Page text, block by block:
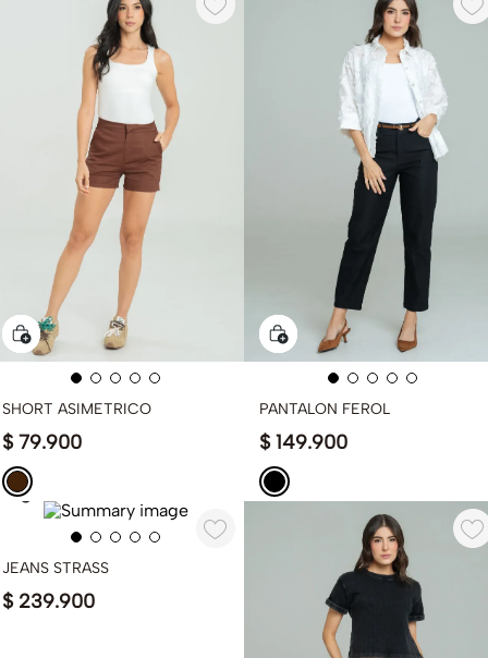
SHORT ASIMETRICO
$ 79.900
PANTALON FEROL
$ 149.900
JEANS STRASS
$ 239.900